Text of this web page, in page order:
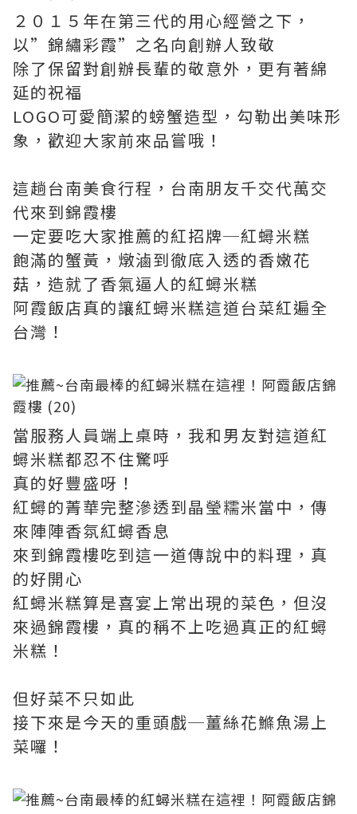
２０１５年在第三代的用心經營之下，
以”錦繡彩霞”之名向創辦人致敬
除了保留對創辦長輩的敬意外，更有著綿
延的祝福
LOGO可愛簡潔的螃蟹造型，勾勒出美味形
象，歡迎大家前來品嘗哦！
這趟台南美食行程，台南朋友千交代萬交
代來到錦霞樓
一定要吃大家推薦的紅招牌─紅蟳米糕
飽滿的蟹黃，燉滷到徹底入透的香嫩花
菇，造就了香氣逼人的紅蟳米糕
阿霞飯店真的讓紅蟳米糕這道台菜紅遍全
台灣！
當服務人員端上桌時，我和男友對這道紅
蟳米糕都忍不住驚呼
真的好豐盛呀！
紅蟳的菁華完整滲透到晶瑩糯米當中，傳
來陣陣香氛紅蟳香息
來到錦霞樓吃到這一道傳說中的料理，真
的好開心
紅蟳米糕算是喜宴上常出現的菜色，但沒
來過錦霞樓，真的稱不上吃過真正的紅蟳
米糕！
但好菜不只如此
接下來是今天的重頭戲─薑絲花鰷魚湯上
菜囉！